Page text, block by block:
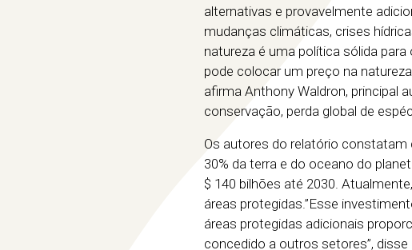
alternativas e provavelmente
mudanças climáticas, crises
natureza é uma política sólida
pode colocar um preço na
afirma Anthony Waldron, principal
conservação, perda global de
Os autores do relatório
30% da terra e do oceano do
$ 140 bilhões até 2030.
áreas protegidas.”Esse
áreas protegidas adicionais
concedido a outros setores”,